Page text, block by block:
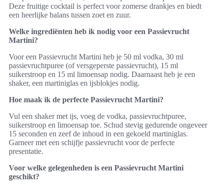
Deze fruitige cocktail is perfect voor zomerse drankjes en biedt
een heerlijke balans tussen zoet en zuur.
Welke ingrediënten heb ik nodig voor een Passievrucht
Martini?
Voor een Passievrucht Martini heb je 50 ml vodka, 30 ml
passievruchtpuree (of versgeperste passievrucht), 15 ml
suikerstroop en 15 ml limoensap nodig. Daarnaast heb je een
shaker, een martiniglas en ijsblokjes nodig.
Hoe maak ik de perfecte Passievrucht Martini?
Vul een shaker met ijs, voeg de vodka, passievruchtpuree,
suikerstroop en limoensap toe. Schud stevig gedurende ongeveer
15 seconden en zeef de inhoud in een gekoeld martiniglas.
Garneer met een schijfje passievrucht voor de perfecte
presentatie.
Voor welke gelegenheden is een Passievrucht Martini
geschikt?